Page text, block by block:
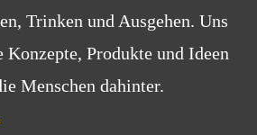
Trinken und Ausgehen. Uns
Konzepte, Produkte und Ideen
Menschen dahinter.